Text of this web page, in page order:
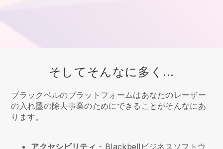
そしてそんなに多く...
ブラックベルのプラットフォームはあなたのレーザー
の入れ墨の除去事業のためにできることがそんなにあ
ります。
アクセシビリティ - Blackbell ビジネスソフトウ